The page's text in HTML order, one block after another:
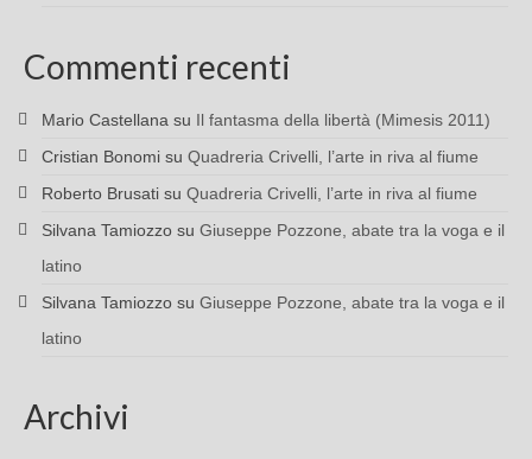
Commenti recenti
Mario Castellana su Il fantasma della libertà (Mimesis 2011)
Cristian Bonomi su Quadreria Crivelli, l’arte in riva al fiume
Roberto Brusati su Quadreria Crivelli, l’arte in riva al fiume
Silvana Tamiozzo su Giuseppe Pozzone, abate tra la voga e il
latino
Silvana Tamiozzo su Giuseppe Pozzone, abate tra la voga e il
latino
Archivi